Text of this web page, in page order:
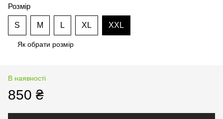
Розмір
S M L XL XXL
Як обрати розмір
В наявності
850 ₴